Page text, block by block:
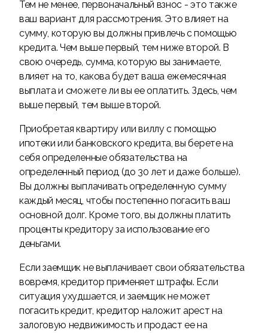
Тем не менее, первоначальный взнос - это также
ваш вариант для рассмотрения. Это влияет на
сумму, которую вы должны привлечь с помощью
кредита. Чем выше первый, тем ниже второй. В
свою очередь, сумма, которую вы занимаете,
влияет на то, какова будет ваша ежемесячная
выплата и сможете ли вы ее оплатить. Здесь, чем
выше первый, тем выше второй.
Приобретая квартиру или виллу с помощью
ипотеки или банковского кредита, вы берете на
себя определенные обязательства на
определенный период (до 30 лет и даже больше).
Вы должны выплачивать определенную сумму
каждый месяц, чтобы постепенно погасить ваш
основной долг. Кроме того, вы должны платить
проценты кредитору за использование его
деньгами.
Если заемщик не выплачивает свои обязательства
вовремя, кредитор применяет штрафы. Если
ситуация ухудшается, и заемщик не может
погасить кредит, кредитор наложит арест на
залоговую недвижимость и продаст ее на